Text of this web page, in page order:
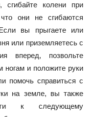
сгибайте колени при
они не сгибаются
вы прыгаете или
или приземляетесь с
вперед, позвольте
ногам и положите руки
помочь справиться с
на земле, вы также
к следующему